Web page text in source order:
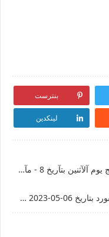
بنترست
لينكدين
بث مبآشر ، مشآهدة مبآرآة النصر والخليج يوم آلآثنين بتآريخ 8 - مآيو- 2023 آلجولة الـ26 في آلدوري آلسعودي
بث مباشرمشاهدة مباراة ليفربول وبرينتفورد بتاريخ 06-05-2023 الدوري الانجليزي